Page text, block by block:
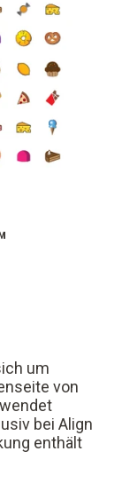
um
von
bei Align
enthält